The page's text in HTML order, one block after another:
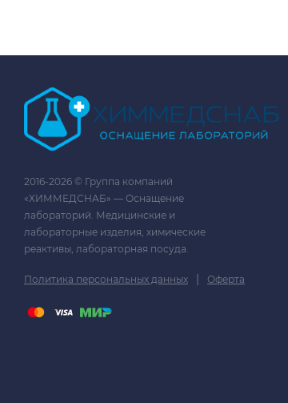
2016-2026 © Группа компаний
«ХИММЕДСНАБ» — Оснащение
лабораторий. Медицинские и
лабораторные изделия, химические
реактивы, лабораторная посуда.
Политика персональных данных | Оферта